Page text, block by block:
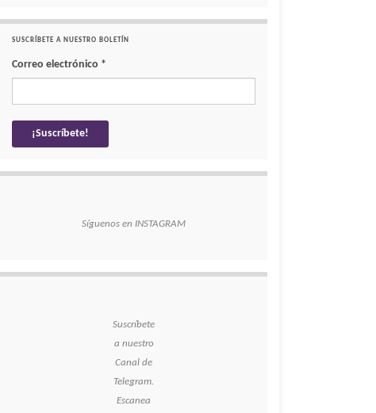
SUSCRÍBETE A NUESTRO BOLETÍN
Correo electrónico *
Síguenos en INSTAGRAM
Suscríbete
a nuestro
Canal de
Telegram.
Escanea